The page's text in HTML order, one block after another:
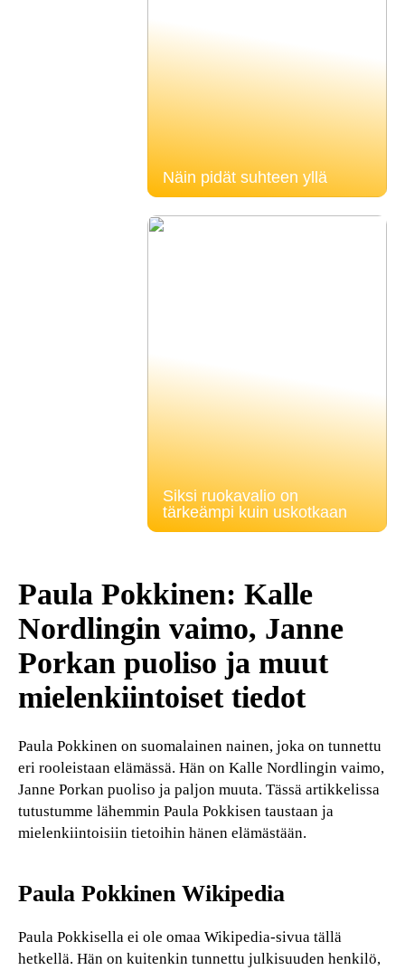
Näin pidät suhteen yllä
Siksi ruokavalio on
tärkeämpi kuin uskotkaan
Paula Pokkinen: Kalle
Nordlingin vaimo, Janne
Porkan puoliso ja muut
mielenkiintoiset tiedot
Paula Pokkinen on suomalainen nainen, joka on tunnettu
eri rooleistaan elämässä. Hän on Kalle Nordlingin vaimo,
Janne Porkan puoliso ja paljon muuta. Tässä artikkelissa
tutustumme lähemmin Paula Pokkisen taustaan ja
mielenkiintoisiin tietoihin hänen elämästään.
Paula Pokkinen Wikipedia
Paula Pokkisella ei ole omaa Wikipedia-sivua tällä
hetkellä. Hän on kuitenkin tunnettu julkisuuden henkilö,